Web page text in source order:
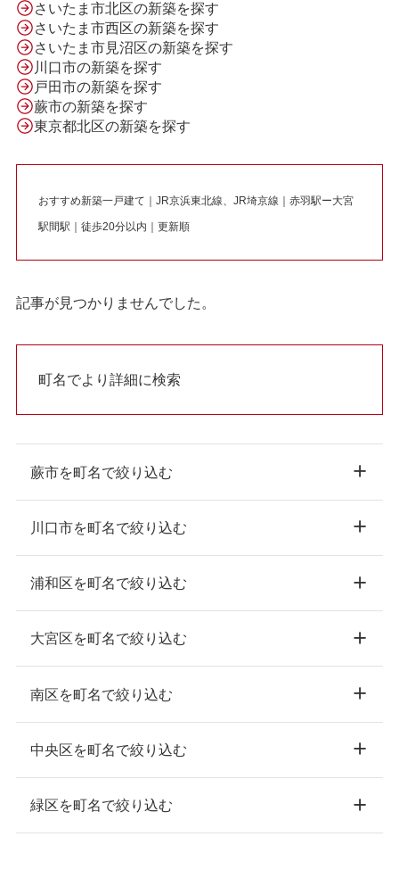
さいたま市北区の新築を探す
さいたま市西区の新築を探す
さいたま市見沼区の新築を探す
川口市の新築を探す
戸田市の新築を探す
蕨市の新築を探す
東京都北区の新築を探す
おすすめ新築一戸建て｜JR京浜東北線、JR埼京線｜赤羽駅ー大宮
駅間駅｜徒歩20分以内｜更新順
記事が見つかりませんでした。
町名でより詳細に検索
蕨市を町名で絞り込む
川口市を町名で絞り込む
浦和区を町名で絞り込む
大宮区を町名で絞り込む
南区を町名で絞り込む
中央区を町名で絞り込む
緑区を町名で絞り込む